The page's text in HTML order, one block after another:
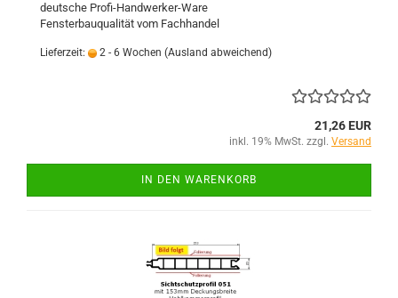
deutsche Profi-Handwerker-Ware
Fensterbauqualität vom Fachhandel
Lieferzeit: 2 - 6 Wochen (Ausland abweichend)
21,26 EUR
inkl. 19% MwSt. zzgl. Versand
IN DEN WARENKORB